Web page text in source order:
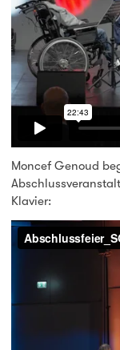
Moncef Genoud
Klavier: